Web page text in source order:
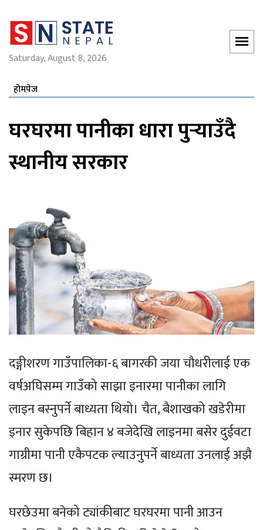
Saturday, August 8, 2026
होमपेज
घरघरमा पानीका धारा पुर्‍याउँदै
स्थानीय सरकार
दङ्गीशरण गाउँपालिका-६ बागरकी जया चौधरीलाई एक
वर्षअघिसम्म गाउँको साझा इनारमा पानीका लागि
लाइन बस्नुपर्ने बाध्यता थियो। चैत, बैशाखको खडेरीमा
इनार सुकेपछि बिहान ४ बजेदेखि लाइनमा बसेर दुईवटा
गाग्रीमा पानी एकैपटक ल्याउनुपर्ने बाध्यता उनलाई अझै
स्मरण छ।
घरछेउमा बनेको ट्यांकीबाट घरघरमा पानी आउन